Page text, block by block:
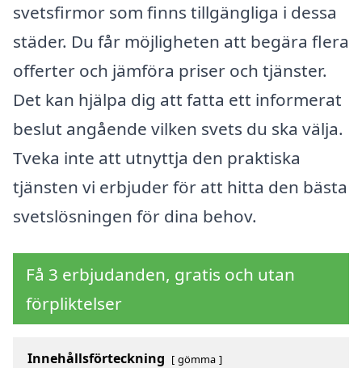
svetsfirmor som finns tillgängliga i dessa
städer. Du får möjligheten att begära flera
offerter och jämföra priser och tjänster.
Det kan hjälpa dig att fatta ett informerat
beslut angående vilken svets du ska välja.
Tveka inte att utnyttja den praktiska
tjänsten vi erbjuder för att hitta den bästa
svetslösningen för dina behov.
Få 3 erbjudanden, gratis och utan
förpliktelser
Innehållsförteckning gömma